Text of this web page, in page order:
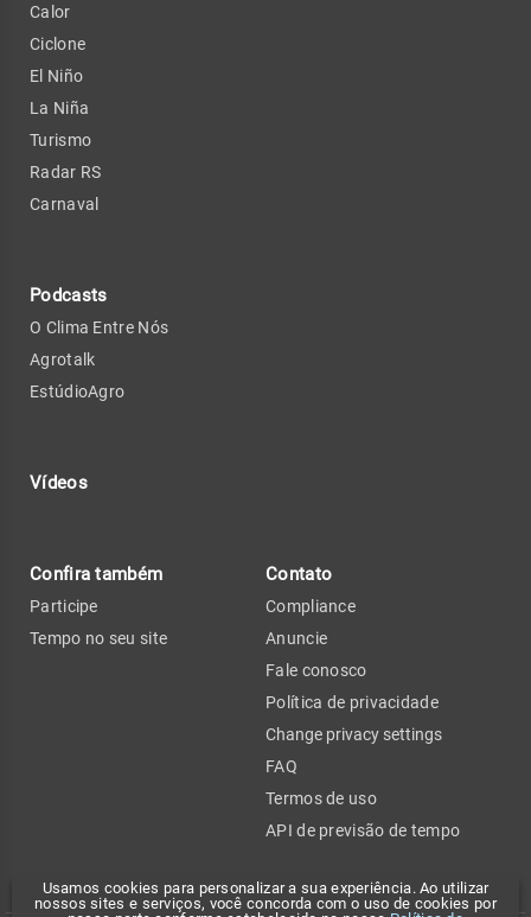
Usamos cookies para personalizar a sua experiência. Ao utilizar
nossos sites e serviços, você concorda com o uso de cookies por
Calor
Ciclone
El Niño
La Niña
Turismo
Radar RS
Carnaval
Podcasts
O Clima Entre Nós
Agrotalk
EstúdioAgro
Vídeos
Confira também
Participe
Tempo no seu site
Contato
Compliance
Anuncie
Fale conosco
Política de privacidade
Change privacy settings
FAQ
Termos de uso
API de previsão de tempo